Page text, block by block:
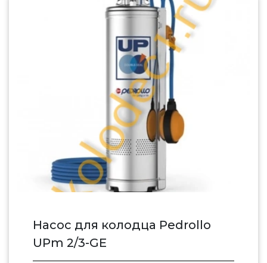
Насос для колодца Pedrollo
UPm 2/3-GE